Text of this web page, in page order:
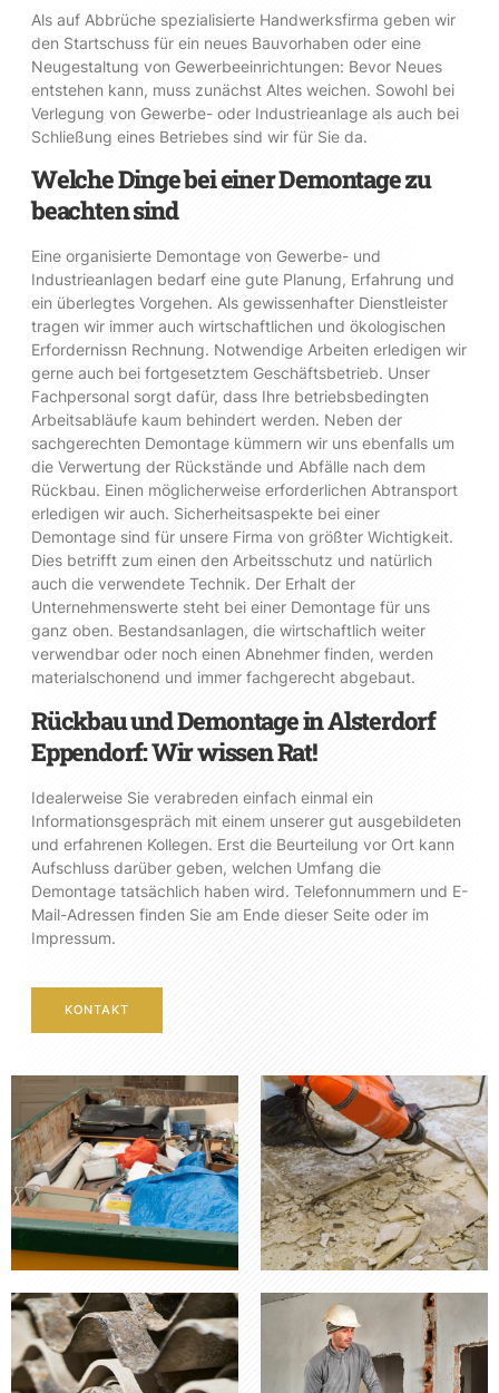
Als auf Abbrüche spezialisierte Handwerksfirma geben wir
den Startschuss für ein neues Bauvorhaben oder eine
Neugestaltung von Gewerbeeinrichtungen: Bevor Neues
entstehen kann, muss zunächst Altes weichen. Sowohl bei
Verlegung von Gewerbe- oder Industrieanlage als auch bei
Schließung eines Betriebes sind wir für Sie da.
Welche Dinge bei einer Demontage zu
beachten sind
Eine organisierte Demontage von Gewerbe- und
Industrieanlagen bedarf eine gute Planung, Erfahrung und
ein überlegtes Vorgehen. Als gewissenhafter Dienstleister
tragen wir immer auch wirtschaftlichen und ökologischen
Erfordernissn Rechnung. Notwendige Arbeiten erledigen wir
gerne auch bei fortgesetztem Geschäftsbetrieb. Unser
Fachpersonal sorgt dafür, dass Ihre betriebsbedingten
Arbeitsabläufe kaum behindert werden. Neben der
sachgerechten Demontage kümmern wir uns ebenfalls um
die Verwertung der Rückstände und Abfälle nach dem
Rückbau. Einen möglicherweise erforderlichen Abtransport
erledigen wir auch. Sicherheitsaspekte bei einer
Demontage sind für unsere Firma von größter Wichtigkeit.
Dies betrifft zum einen den Arbeitsschutz und natürlich
auch die verwendete Technik. Der Erhalt der
Unternehmenswerte steht bei einer Demontage für uns
ganz oben. Bestandsanlagen, die wirtschaftlich weiter
verwendbar oder noch einen Abnehmer finden, werden
materialschonend und immer fachgerecht abgebaut.
Rückbau und Demontage in Alsterdorf
Eppendorf: Wir wissen Rat!
Idealerweise Sie verabreden einfach einmal ein
Informationsgespräch mit einem unserer gut ausgebildeten
und erfahrenen Kollegen. Erst die Beurteilung vor Ort kann
Aufschluss darüber geben, welchen Umfang die
Demontage tatsächlich haben wird. Telefonnummern und E-
Mail-Adressen finden Sie am Ende dieser Seite oder im
Impressum.
KONTAKT